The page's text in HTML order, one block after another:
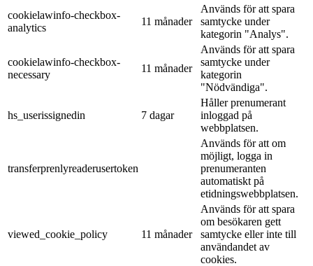
cookielawinfo-checkbox-
analytics
11 månader
Används för att spara
samtycke under
kategorin "Analys".
cookielawinfo-checkbox-
necessary
11 månader
Används för att spara
samtycke under
kategorin
"Nödvändiga".
hs_userissignedin 7 dagar
Håller prenumerant
inloggad på
webbplatsen.
transferprenlyreaderusertoken
Används för att om
möjligt, logga in
prenumeranten
automatiskt på
etidningswebbplatsen.
viewed_cookie_policy 11 månader
Används för att spara
om besökaren gett
samtycke eller inte till
användandet av
cookies.